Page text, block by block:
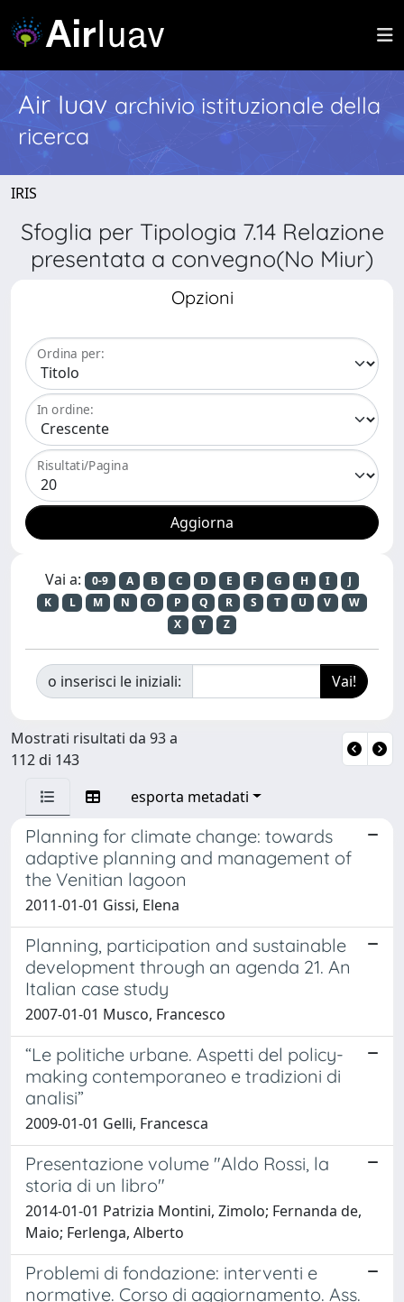
Air Iuav archivio istituzionale della
ricerca
IRIS
Sfoglia per Tipologia 7.14 Relazione
presentata a convegno(No Miur)
Opzioni
Ordina per:
In ordine:
Risultati/Pagina
Vai a: 0-9 A B C D E F G H I
J
K
L M N O P Q R S T U V
W
X
Y Z
o inserisci le iniziali:
Mostrati risultati da 93 a
112 di 143
esporta metadati
Planning for climate change: towards
adaptive planning and management of
the Venitian lagoon
2011-01-01 Gissi, Elena
Planning, participation and sustainable
development through an agenda 21. An
Italian case study
2007-01-01 Musco, Francesco
“Le politiche urbane. Aspetti del policy-
making contemporaneo e tradizioni di
analisi”
2009-01-01 Gelli, Francesca
Presentazione volume "Aldo Rossi, la
storia di un libro"
2014-01-01 Patrizia Montini, Zimolo; Fernanda de,
Maio; Ferlenga, Alberto
Problemi di fondazione: interventi e
normative. Corso di aggiornamento. Ass.